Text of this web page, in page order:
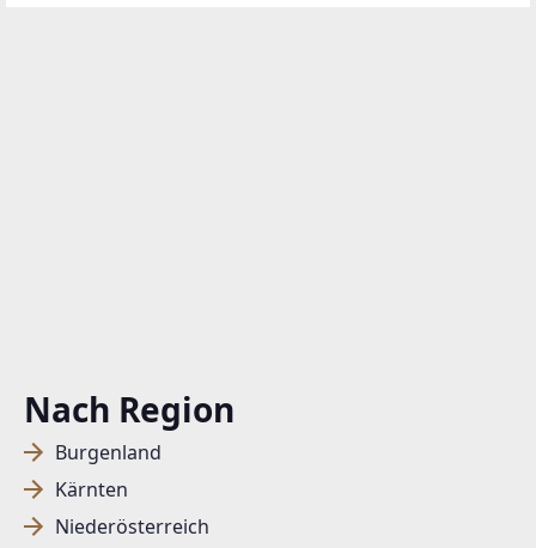
Nach Region
Burgenland
Kärnten
Niederösterreich